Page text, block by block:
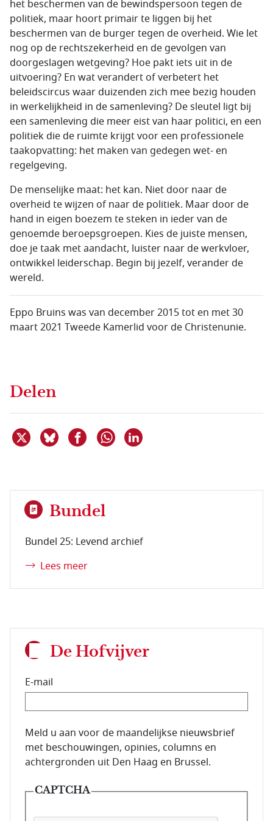
het beschermen van de bewindspersoon tegen de
politiek, maar hoort primair te liggen bij het
beschermen van de burger tegen de overheid. Wie let
nog op de rechtszekerheid en de gevolgen van
doorgeslagen wetgeving? Hoe pakt iets uit in de
uitvoering? En wat verandert of verbetert het
beleidscircus waar duizenden zich mee bezig houden
in werkelijkheid in de samenleving? De sleutel ligt bij
een samenleving die meer eist van haar politici, en een
politiek die de ruimte krijgt voor een professionele
taakopvatting: het maken van gedegen wet- en
regelgeving.
De menselijke maat: het kan. Niet door naar de
overheid te wijzen of naar de politiek. Maar door de
hand in eigen boezem te steken in ieder van de
genoemde beroepsgroepen. Kies de juiste mensen,
doe je taak met aandacht, luister naar de werkvloer,
ontwikkel leiderschap. Begin bij jezelf, verander de
wereld.
Eppo Bruins was van december 2015 tot en met 30
maart 2021 Tweede Kamerlid voor de Christenunie.
Delen
Deel dit item op X
Deel dit item op Bluesky
Deel dit item op Facebook
Delen via WhatsApp
Bundel
Bundel 25: Levend archief
Lees meer
De Hofvijver
E-mail
E-mailadres van de abonnee.
Meld u aan voor de maandelijkse nieuwsbrief
met beschouwingen, opinies, columns en
achtergronden uit Den Haag en Brussel.
CAPTCHA